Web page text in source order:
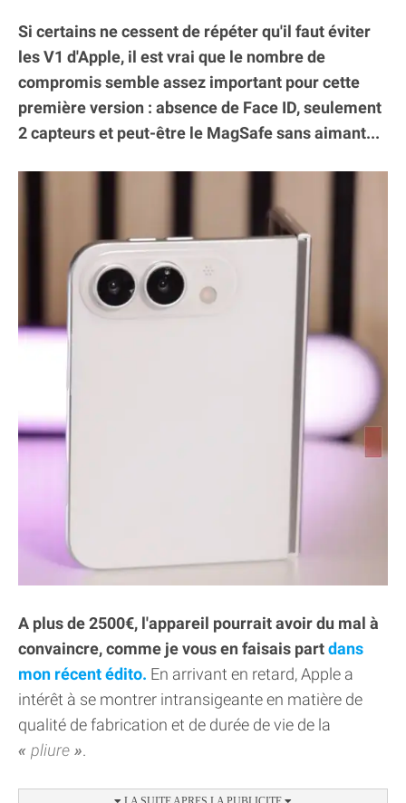
Si certains ne cessent de répéter qu'il faut éviter
les V1 d'Apple, il est vrai que le nombre de
compromis semble assez important pour cette
première version : absence de Face ID, seulement
2 capteurs et peut-être le MagSafe sans aimant...
A plus de 2500€, l'appareil pourrait avoir du mal à
convaincre, comme je vous en faisais partdans
mon récent édito. En arrivant en retard, Apple a
intérêt à se montrer intransigeante en matière de
qualité de fabrication et de durée de vie de la
pliure
.